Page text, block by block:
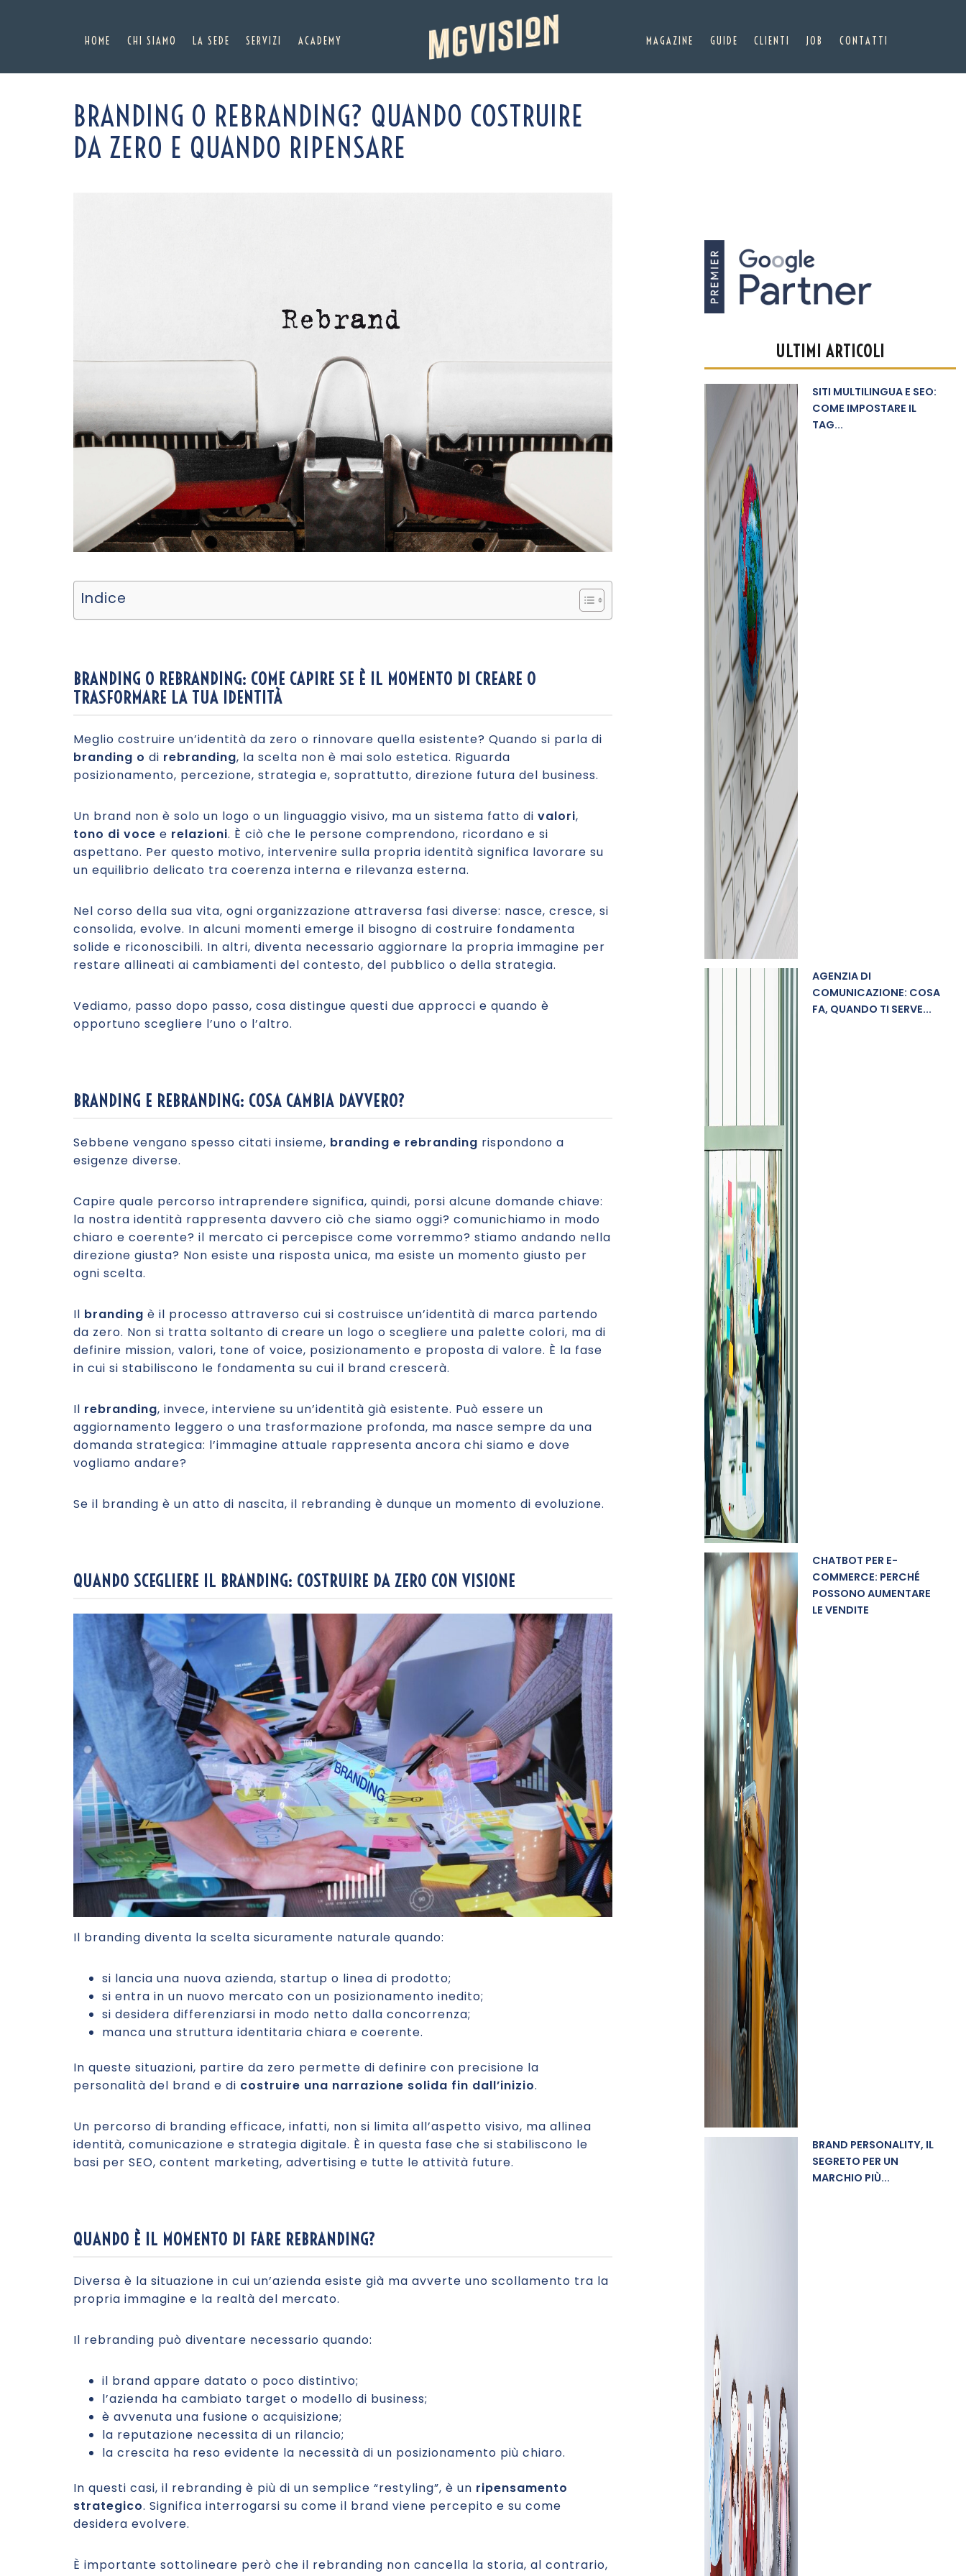
HOME CHI SIAMO LA SEDE SERVIZI ACADEMY MAGAZINE GUIDE CLIENTI JOB CONTATTI
BRANDING O REBRANDING? QUANDO COSTRUIRE
DA ZERO E QUANDO RIPENSARE
Indice
BRANDING O REBRANDING: COME CAPIRE SE È IL MOMENTO DI CREARE O
TRASFORMARE LA TUA IDENTITÀ
Meglio costruire un’identità da zero o rinnovare quella esistente? Quando si parla di
branding o di rebranding, la scelta non è mai solo estetica. Riguarda
posizionamento, percezione, strategia e, soprattutto, direzione futura del business.
Un brand non è solo un logo o un linguaggio visivo, ma un sistema fatto di valori,
tono di voce e relazioni. È ciò che le persone comprendono, ricordano e si
aspettano. Per questo motivo, intervenire sulla propria identità significa lavorare su
un equilibrio delicato tra coerenza interna e rilevanza esterna.
Nel corso della sua vita, ogni organizzazione attraversa fasi diverse: nasce, cresce, si
consolida, evolve. In alcuni momenti emerge il bisogno di costruire fondamenta
solide e riconoscibili. In altri, diventa necessario aggiornare la propria immagine per
restare allineati ai cambiamenti del contesto, del pubblico o della strategia.
Vediamo, passo dopo passo, cosa distingue questi due approcci e quando è
opportuno scegliere l’uno o l’altro.
BRANDING E REBRANDING: COSA CAMBIA DAVVERO?
Sebbene vengano spesso citati insieme, branding e rebranding rispondono a
esigenze diverse.
Capire quale percorso intraprendere significa, quindi, porsi alcune domande chiave:
la nostra identità rappresenta davvero ciò che siamo oggi? comunichiamo in modo
chiaro e coerente? il mercato ci percepisce come vorremmo? stiamo andando nella
direzione giusta? Non esiste una risposta unica, ma esiste un momento giusto per
ogni scelta.
Il branding è il processo attraverso cui si costruisce un’identità di marca partendo
da zero. Non si tratta soltanto di creare un logo o scegliere una palette colori, ma di
definire mission, valori, tone of voice, posizionamento e proposta di valore. È la fase
in cui si stabiliscono le fondamenta su cui il brand crescerà.
Il rebranding, invece, interviene su un’identità già esistente. Può essere un
aggiornamento leggero o una trasformazione profonda, ma nasce sempre da una
domanda strategica: l’immagine attuale rappresenta ancora chi siamo e dove
vogliamo andare?
Se il branding è un atto di nascita, il rebranding è dunque un momento di evoluzione.
QUANDO SCEGLIERE IL BRANDING: COSTRUIRE DA ZERO CON VISIONE
Il branding diventa la scelta sicuramente naturale quando:
si lancia una nuova azienda, startup o linea di prodotto;
si entra in un nuovo mercato con un posizionamento inedito;
si desidera differenziarsi in modo netto dalla concorrenza;
manca una struttura identitaria chiara e coerente.
In queste situazioni, partire da zero permette di definire con precisione la
personalità del brand e di costruire una narrazione solida fin dall’inizio.
Un percorso di branding efficace, infatti, non si limita all’aspetto visivo, ma allinea
identità, comunicazione e strategia digitale. È in questa fase che si stabiliscono le
basi per SEO, content marketing, advertising e tutte le attività future.
QUANDO È IL MOMENTO DI FARE REBRANDING?
Diversa è la situazione in cui un’azienda esiste già ma avverte uno scollamento tra la
propria immagine e la realtà del mercato.
Il rebranding può diventare necessario quando:
il brand appare datato o poco distintivo;
l’azienda ha cambiato target o modello di business;
è avvenuta una fusione o acquisizione;
la reputazione necessita di un rilancio;
la crescita ha reso evidente la necessità di un posizionamento più chiaro.
In questi casi, il rebranding è più di un semplice “restyling”, è un ripensamento
strategico. Significa interrogarsi su come il brand viene percepito e su come
desidera evolvere.
È importante sottolineare però che il rebranding non cancella la storia, al contrario,
ULTIMI ARTICOLI
SITI MULTILINGUA E SEO:
COME IMPOSTARE IL
TAG...
AGENZIA DI
COMUNICAZIONE: COSA
FA, QUANDO TI SERVE...
CHATBOT PER E-
COMMERCE: PERCHÉ
POSSONO AUMENTARE
LE VENDITE
BRAND PERSONALITY, IL
SEGRETO PER UN
MARCHIO PIÙ...